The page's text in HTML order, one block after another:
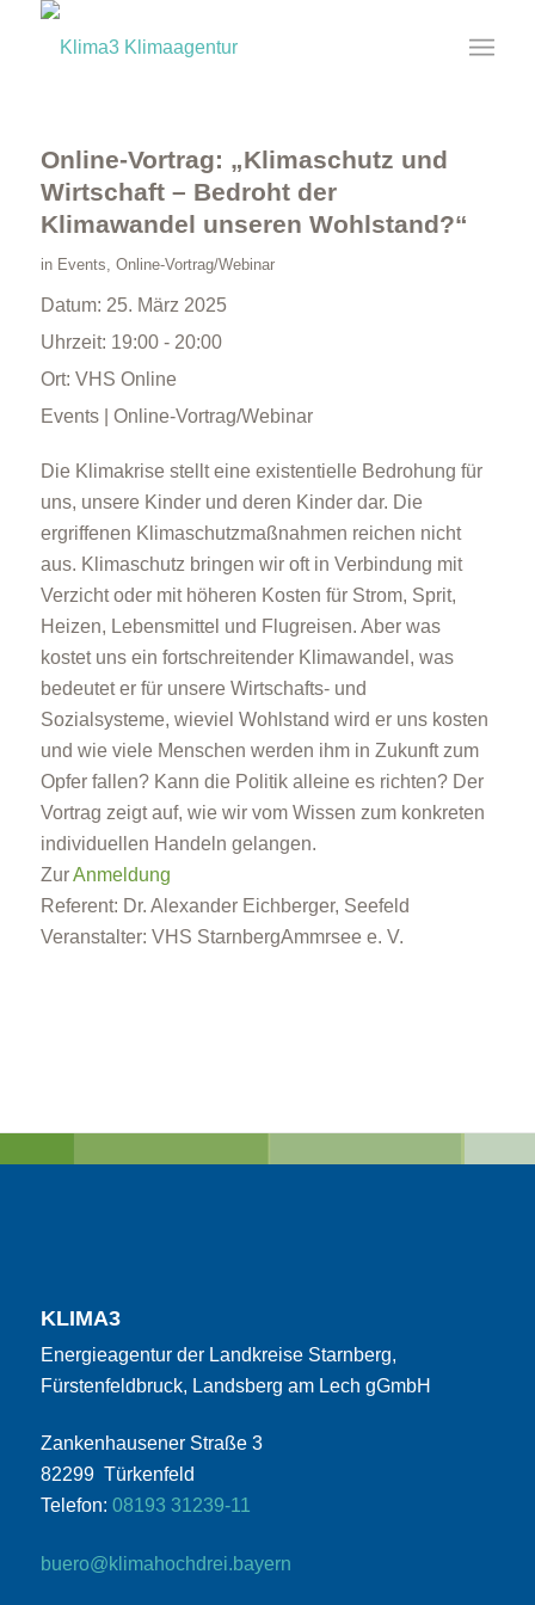
Online-Vortrag: „Klimaschutz und
Wirtschaft – Bedroht der
Klimawandel unseren Wohlstand?“
in Events, Online-Vortrag/Webinar
Datum: 25. März 2025
Uhrzeit: 19:00 - 20:00
Ort: VHS Online
Events | Online-Vortrag/Webinar
Die Klimakrise stellt eine existentielle Bedrohung für
uns, unsere Kinder und deren Kinder dar. Die
ergriffenen Klimaschutzmaßnahmen reichen nicht
aus. Klimaschutz bringen wir oft in Verbindung mit
Verzicht oder mit höheren Kosten für Strom, Sprit,
Heizen, Lebensmittel und Flugreisen. Aber was
kostet uns ein fortschreitender Klimawandel, was
bedeutet er für unsere Wirtschafts- und
Sozialsysteme, wieviel Wohlstand wird er uns kosten
und wie viele Menschen werden ihm in Zukunft zum
Opfer fallen? Kann die Politik alleine es richten? Der
Vortrag zeigt auf, wie wir vom Wissen zum konkreten
individuellen Handeln gelangen.
ZurAnmeldung
Referent: Dr. Alexander Eichberger, Seefeld
Veranstalter: VHS StarnbergAmmrsee e. V.
KLIMA3
Energieagentur der Landkreise Starnberg,
Fürstenfeldbruck, Landsberg am Lech gGmbH
Zankenhausener Straße 3
82299 Türkenfeld
Telefon: 08193 31239-11
buero@klimahochdrei.bayern